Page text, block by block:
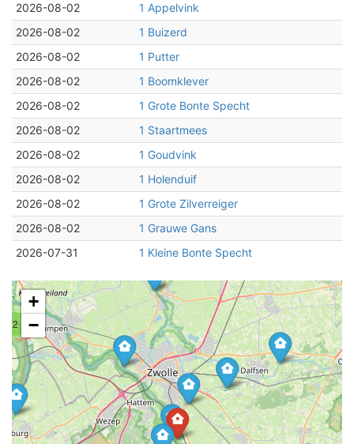
2026-08-02
1 Appelvink
2026-08-02
1 Buizerd
2026-08-02
1 Putter
2026-08-02
1 Boomklever
2026-08-02
1 Grote Bonte Specht
2026-08-02
1 Staartmees
2026-08-02
1 Goudvink
2026-08-02
1 Holenduif
2026-08-02
1 Grote Zilverreiger
2026-08-02
1 Grauwe Gans
2026-07-31
1 Kleine Bonte Specht
2
+
−